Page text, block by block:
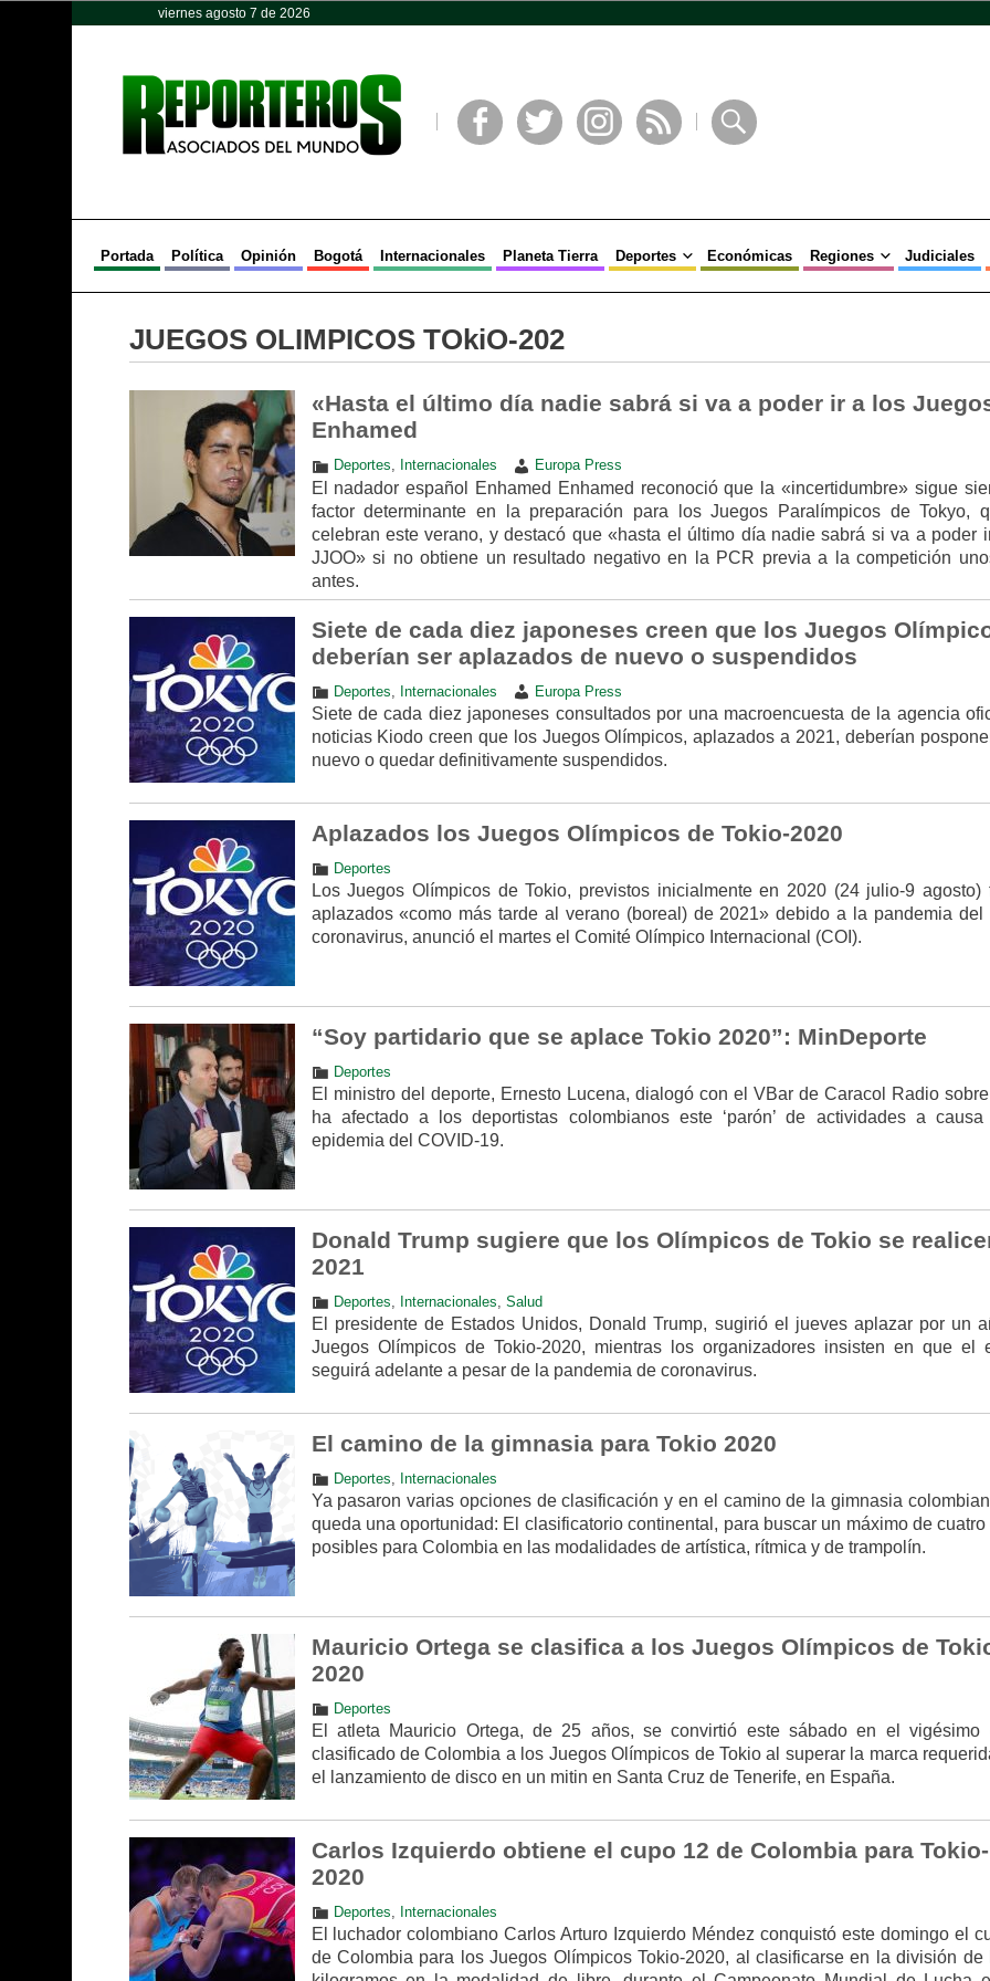
viernes agosto 7 de 2026
Portada Política Opinión Bogotá Internacionales Planeta Tierra Deportes Económicas Regiones Judiciales
JUEGOS OLIMPICOS TOkiO-202
«Hasta el último día nadie sabrá si va a poder ir a los
Enhamed
Deportes, Internacionales Europa Press
El nadador español Enhamed Enhamed reconoció que la «incertidumbre» sigue
factor determinante en la preparación para los Juegos Paralímpicos de Tokyo,
celebran este verano, y destacó que «hasta el último día nadie sabrá si va a poder
JJOO» si no obtiene un resultado negativo en la PCR previa a la competición
antes.
Siete de cada diez japoneses creen que los Juegos
deberían ser aplazados de nuevo o suspendidos
Deportes Internacionales Europa Press
Siete de cada diez japoneses consultados por una macroencuesta de la agencia
noticias Kiodo creen que los Juegos Olímpicos, aplazados a 2021, deberían
nuevo o quedar definitivamente suspendidos.
Aplazados los Juegos Olímpicos de Tokio-2020
Deportes
Los Juegos Olímpicos de Tokio, previstos inicialmente en 2020 (24 julio-9 agosto)
aplazados «como más tarde al verano (boreal) de 2021» debido a la pandemia del
coronavirus, anunció el martes el Comité Olímpico Internacional (COI).
“Soy partidario que se aplace Tokio 2020”: MinDeporte
Deportes
El ministro del deporte, Ernesto Lucena, dialogó con el VBar de Caracol Radio
ha afectado a los deportistas colombianos este ‘parón’ de actividades a
epidemia del COVID-19.
Donald Trump sugiere que los Olímpicos de Tokio se
2021
Deportes Internacionales Salud
El presidente de Estados Unidos, Donald Trump, sugirió el jueves aplazar por un
Juegos Olímpicos de Tokio-2020, mientras los organizadores insisten en que el
seguirá adelante a pesar de la pandemia de coronavirus.
El camino de la gimnasia para Tokio 2020
Deportes Internacionales
Ya pasaron varias opciones de clasificación y en el camino de la gimnasia
queda una oportunidad: El clasificatorio continental, para buscar un máximo de cuatro
posibles para Colombia en las modalidades de artística, rítmica y de trampolín.
Mauricio Ortega se clasifica a los Juegos Olímpicos de
2020
Deportes
El atleta Mauricio Ortega, de 25 años, se convirtió este sábado en el vigésimo
clasificado de Colombia a los Juegos Olímpicos de Tokio al superar la marca
el lanzamiento de disco en un mitin en Santa Cruz de Tenerife, en España.
Carlos Izquierdo obtiene el cupo 12 de Colombia para Tokio-
2020
Deportes Internacionales
El luchador colombiano Carlos Arturo Izquierdo Méndez conquistó este domingo el
de Colombia para los Juegos Olímpicos Tokio-2020, al clasificarse en la división de
Opinión Política